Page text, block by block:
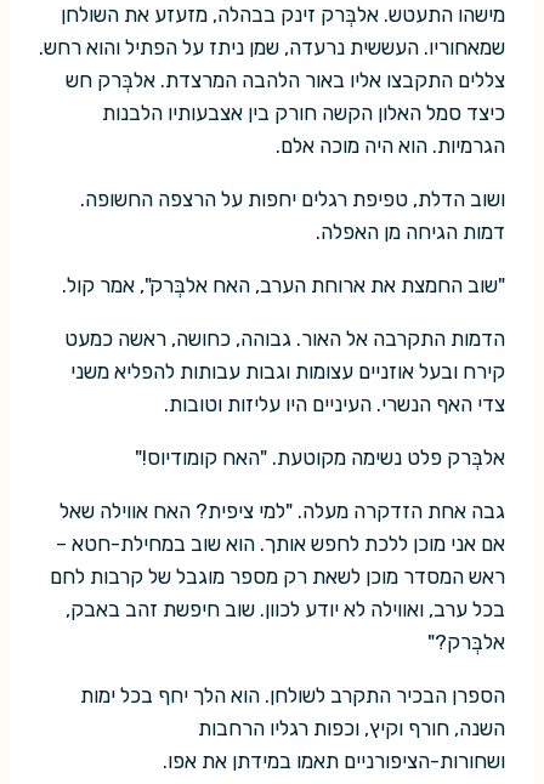
מישהו התעטש. אלבְּרק זינק בבהלה, מזעזע את השולחן
שמאחוריו. העששית נרעדה, שמן ניתז על הפתיל והוא רחש.
צללים התקבצו אליו באור הלהבה המרצדת. אלבְּרק חש
כיצד סמל האלון הקשה חורק בין אצבעותיו הלבנות
הגרמיות. הוא היה מוכה אלם.
ושוב הדלת, טפיפת רגלים יחפות על הרצפה החשופה.
דמות הגיחה מן האפלה.
"שוב החמצת את ארוחת הערב, האח אלבְּרק", אמר קול.
הדמות התקרבה אל האור. גבוהה, כחושה, ראשה כמעט
קירח ובעל אוזניים עצומות וגבות עבותות להפליא משני
צדי האף הנשרי. העיניים היו עליזות וטובות.
אלבְּרק פלט נשימה מקוטעת. "האח קומודיוס!"
גבה אחת הזדקרה מעלה. "למי ציפית? האח אווילה שאל
אם אני מוכן ללכת לחפש אותך. הוא שוב במחילת-חטא –
ראש המסדר מוכן לשאת רק מספר מוגבל של קרבות לחם
בכל ערב, ואווילה לא יודע לכוון. שוב חיפשת זהב באבק,
אלבְּרק?"
הספרן הבכיר התקרב לשולחן. הוא הלך יחף בכל ימות
השנה, חורף וקיץ, וכפות רגליו הרחבות
ושחורות-הציפורניים תאמו במידתן את אפו.